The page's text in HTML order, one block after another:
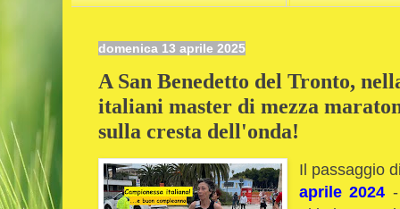
domenica 13 aprile 2025
A San Benedetto del Tronto,
italiani master di mezza
sulla cresta dell'onda!
Il passaggio
aprile 2024